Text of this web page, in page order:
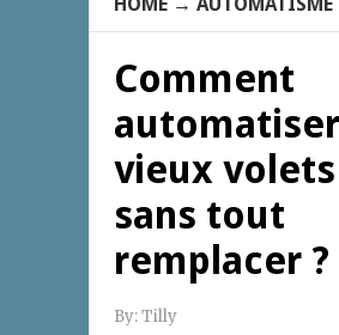
Comment
vieux volets
sans tout
remplacer ?
By:Tilly